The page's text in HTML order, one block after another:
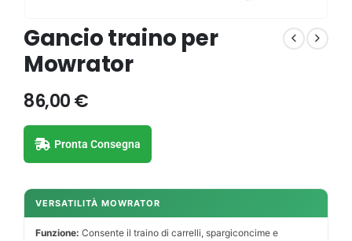
Gancio traino per
Mowrator
86,00€
Pronta Consegna
VERSATILITÀ MOWRATOR
Funzione: Consente il traino di carrelli, spargiconcime e